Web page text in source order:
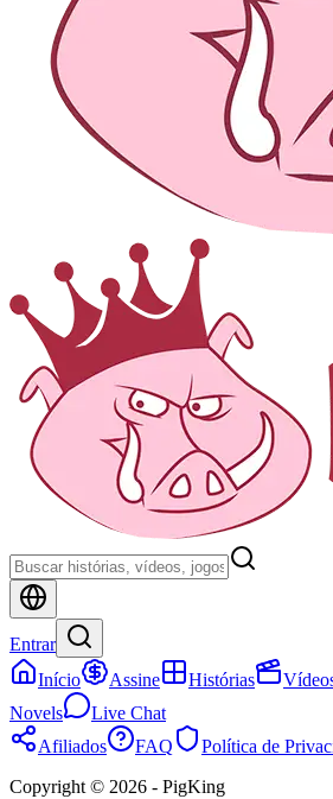
Entrar
Início
Assine Histórias
Novels
Live Chat
Afiliados
FAQ
Política de
Copyright © 2026 - PigKing